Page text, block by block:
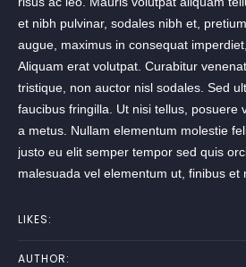
et nibh pulvinar, sodales nibh et,
augue, maximus in consequat
Aliquam erat volutpat. Curabitur
tristique, non auctor nisl sodales. Sed
faucibus fringilla. Ut nisi tellus, posuere
a metus. Nullam elementum molestie
justo eu elit semper tempor sed quis
malesuada vel elementum ut, finibus et
LIKES:
AUTHOR: